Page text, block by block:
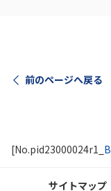
前のページへ戻る
[No.pid23000024r1_ B
サイトマップ